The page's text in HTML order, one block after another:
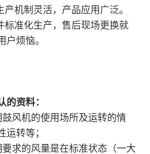
机制灵活，产品应用广泛。
标准化生产，售后现场更换就
户烦恼。
的资料：
风机的使用场所及运转的情
运转等；
求的风量是在标准状态（一大